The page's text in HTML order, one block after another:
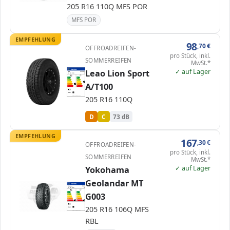
205 R16 110Q MFS POR
MFS POR
EMPFEHLUNG
ENERG 437125
Leao
221025602
205 R16 110Q
C1
A
B
C
D
D
E
A
B
C C
D
E
73 dB
OFFROADREIFEN-
SOMMERREIFEN
Leao Lion Sport
A/T100
205 R16 110Q
D C 73 dB
98,70€
pro Stück, inkl.
MwSt.*
✓ auf Lager
EMPFEHLUNG
ENERG
Yokohama
E5696
205 R16 106Q
C1
C C
79 dB C
OFFROADREIFEN-
SOMMERREIFEN
Yokohama
Geolandar MT
G003
205 R16 106Q MFS
RBL
167,30€
pro Stück, inkl.
MwSt.*
✓ auf Lager